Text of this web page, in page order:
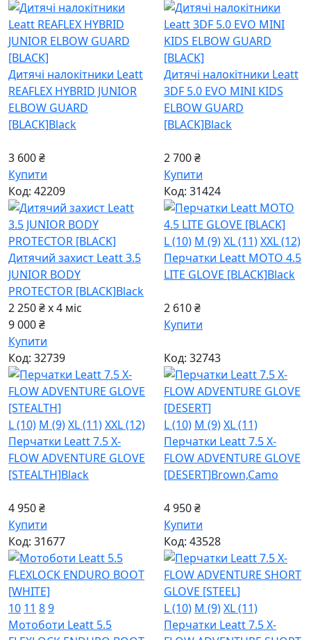
Дитячі налокітники Leatt
REAFLEX HYBRID JUNIOR
ELBOW GUARD
[BLACK]Black
3 600 ₴
Купити
Дитячі налокітники Leatt
3DF 5.0 EVO MINI KIDS
ELBOW GUARD
[BLACK]Black
2 700 ₴
Купити
Код: 42209
Дитячий захист Leatt 3.5
JUNIOR BODY
PROTECTOR [BLACK]Black
2 250 ₴ x 4 міс
9 000 ₴
Купити
Код: 31424
L (10) M (9)XL (11)XXL (12)
Перчатки Leatt MOTO 4.5
LITE GLOVE [BLACK]Black
2 610 ₴
Купити
Код: 32739
L (10) M (9)XL (11)XXL (12)
Перчатки Leatt 7.5 X-
FLOW ADVENTURE GLOVE
[STEALTH]Black
4 950 ₴
Купити
Код: 32743
L (10) M (9)XL (11)
Перчатки Leatt 7.5 X-
FLOW ADVENTURE GLOVE
[DESERT]Brown,Camo
4 950 ₴
Купити
Код: 31677
10 11 89
Мотоботи Leatt 5.5
Код: 43528
L (10) M (9)XL (11)
Перчатки Leatt 7.5 X-